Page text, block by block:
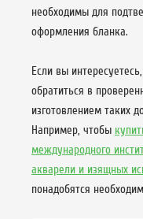
необходимы для
оформления бланка.
Если вы
обратиться в
изготовлением таких
Например, чтобы
международного
акварели и изящных
понадобятся